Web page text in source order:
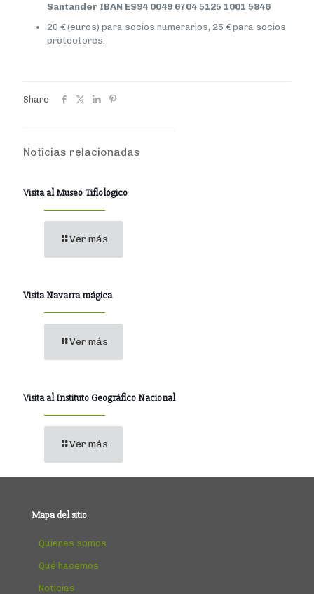
Santander IBAN ES94 0049 6704 5125 1001 5846
20 € (euros) para socios numerarios, 25 € para socios
protectores.
Share
Noticias relacionadas
Visita al Museo Tiflológico
Ver más
Visita Navarra mágica
Ver más
Visita al Instituto Geográfico Nacional
Ver más
Mapa del sitio
Quienes somos
Qué hacemos
Noticias